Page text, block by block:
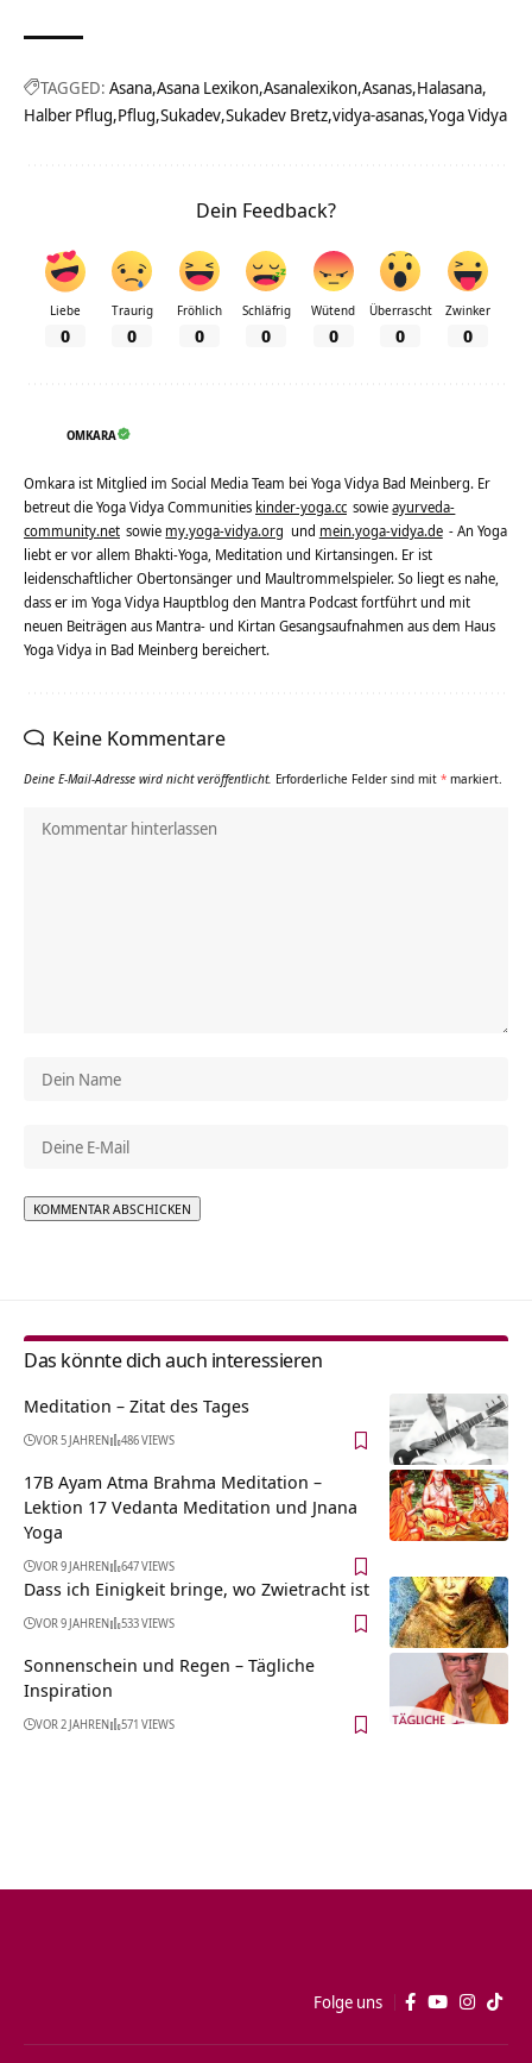
TAGGED: Asana Asana Lexikon Asanalexikon Asanas Halasana
Halber Pflug Pflug Sukadev Sukadev Bretz vidya-asanas Yoga Vidya
Dein Feedback?
Liebe
0
Traurig
0
Fröhlich
0
Schläfrig
0
Wütend
0
Überrascht
0
Zwinker
0
OMKARA
Omkara ist Mitglied im Social Media Team bei Yoga Vidya Bad Meinberg. Er
betreut die Yoga Vidya Communities kinder-yoga.cc sowieayurveda-
community.net sowie my.yoga-vidya.org und mein.yoga-vidya.de - An Yoga
liebt er vor allem Bhakti-Yoga, Meditation und Kirtansingen. Er ist
leidenschaftlicher Obertonsänger und Maultrommelspieler. So liegt es nahe,
dass er im Yoga Vidya Hauptblog den Mantra Podcast fortführt und mit
neuen Beiträgen aus Mantra- und Kirtan Gesangsaufnahmen aus dem Haus
Yoga Vidya in Bad Meinberg bereichert.
Keine Kommentare
Deine E-Mail-Adresse wird nicht veröffentlicht. Erforderliche Felder sind mit * markiert.
Das könnte dich auch interessieren
Meditation – Zitat des Tages
VOR 5 JAHREN 486 VIEWS
17B Ayam Atma Brahma Meditation –
Lektion 17 Vedanta Meditation und Jnana
Yoga
VOR 9 JAHREN 647 VIEWS
Dass ich Einigkeit bringe, wo Zwietracht ist
VOR 9 JAHREN 533 VIEWS
Sonnenschein und Regen – Tägliche
Inspiration
VOR 2 JAHREN 571 VIEWS
Folge uns